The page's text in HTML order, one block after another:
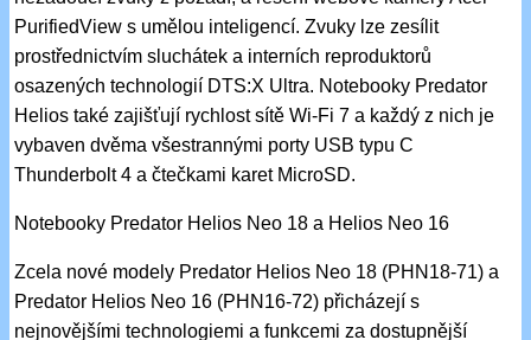
PurifiedView s umělou inteligencí. Zvuky lze zesílit
prostřednictvím sluchátek a interních reproduktorů
osazených technologií DTS:X Ultra. Notebooky Predator
Helios také zajišťují rychlost sítě Wi-Fi 7 a každý z nich je
vybaven dvěma všestrannými porty USB typu C
Thunderbolt 4 a čtečkami karet MicroSD.
Notebooky Predator Helios Neo 18 a Helios Neo 16
Zcela nové modely Predator Helios Neo 18 (PHN18-71) a
Predator Helios Neo 16 (PHN16-72) přicházejí s
nejnovějšími technologiemi a funkcemi za dostupnější